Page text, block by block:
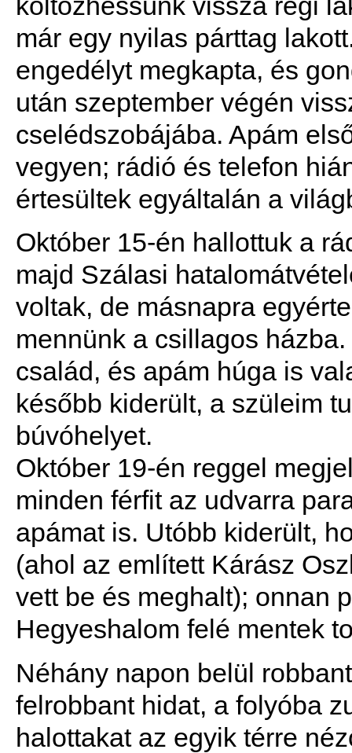
már egy nyilas párttag
engedélyt megkapta, és
után szeptember végén
cselédszobájába. Apám
vegyen; rádió és telefon
értesültek egyáltalán a
Október 15-én hallottuk a
majd Szálasi
voltak, de másnapra
mennünk a csillagos
család, és apám húga is
később kiderült, a szüleim
búvóhelyet.
Október 19-én reggel
minden férfit az udvarra
apámat is. Utóbb kiderült,
(ahol az említett Kárász
vett be és meghalt); onnan
Hegyeshalom felé mentek
Néhány napon belül
felrobbant hidat, a folyóba
halottakat az egyik térre